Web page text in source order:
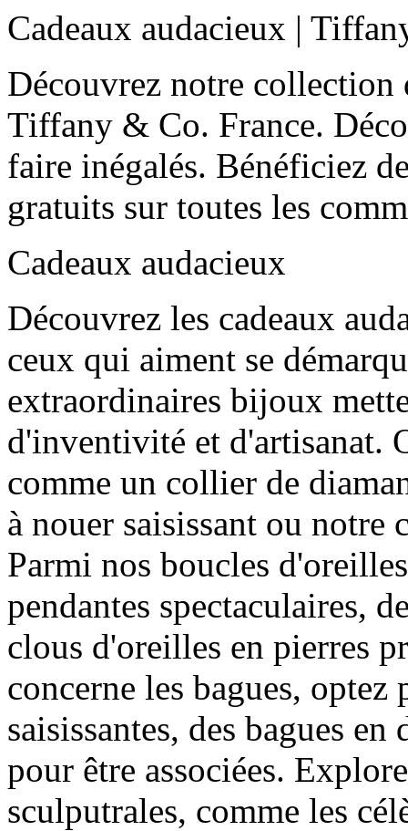
Cadeaux audacieux |
Découvrez notre collection
Tiffany & Co. France.
faire inégalés. Bénéficiez
gratuits sur toutes les
Cadeaux audacieux
Découvrez les cadeaux
ceux qui aiment se
extraordinaires bijoux
d'inventivité et d'artisanat.
comme un collier de
à nouer saisissant ou
Parmi nos boucles
pendantes spectaculaires,
clous d'oreilles en pierres
concerne les bagues,
saisissantes, des bagues
pour être associées.
sculputrales, comme les